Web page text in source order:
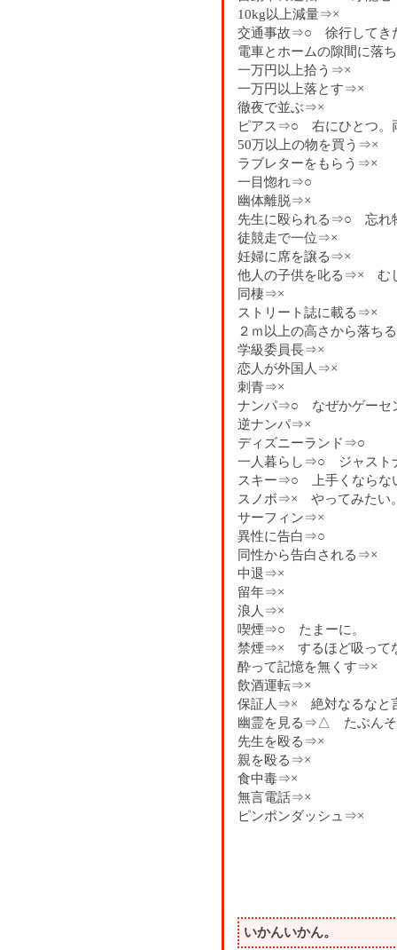
10kg以上減量⇒×
交通事故⇒○ 徐行してき
電車とホームの隙間に落
一万円以上拾う⇒×
一万円以上落とす⇒×
徹夜で並ぶ⇒×
ピアス⇒○ 右にひとつ。
50万以上の物を買う⇒×
ラブレターをもらう⇒×
一目惚れ⇒○
幽体離脱⇒×
先生に殴られる⇒○ 忘れ
徒競走で一位⇒×
妊婦に席を譲る⇒×
他人の子供を叱る⇒× む
同棲⇒×
ストリート誌に載る⇒×
２ｍ以上の高さから落ち
学級委員長⇒×
恋人が外国人⇒×
刺青⇒×
ナンパ⇒○ なぜかゲーセ
逆ナンパ⇒×
ディズニーランド⇒○
一人暮らし⇒○ ジャスト
スキー⇒○ 上手くならな
スノボ⇒× やってみたい
サーフィン⇒×
異性に告白⇒○
同性から告白される⇒×
中退⇒×
留年⇒×
浪人⇒×
喫煙⇒○ たまーに。
禁煙⇒× するほど吸って
酔って記憶を無くす⇒×
飲酒運転⇒×
保証人⇒× 絶対なるなと
幽霊を見る⇒△ たぶんそ
先生を殴る⇒×
親を殴る⇒×
食中毒⇒×
無言電話⇒×
ピンポンダッシュ⇒×
いかんいかん。